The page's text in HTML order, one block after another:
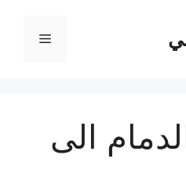
القائمة
الى